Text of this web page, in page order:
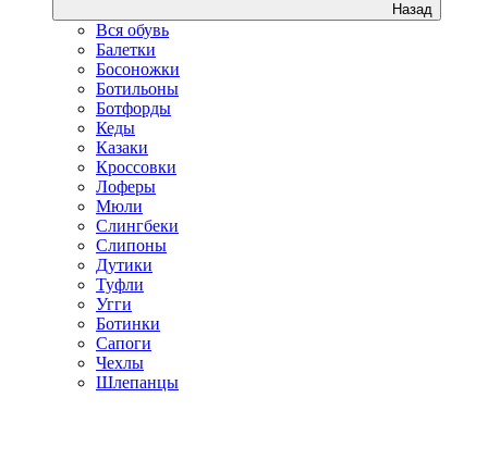
Назад
Вся обувь
Балетки
Босоножки
Ботильоны
Ботфорды
Кеды
Казаки
Кроссовки
Лоферы
Мюли
Слингбеки
Слипоны
Дутики
Туфли
Угги
Ботинки
Сапоги
Чехлы
Шлепанцы